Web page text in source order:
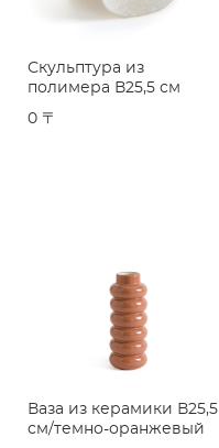
Скульптура из
полимера В25,5 см
0 〒
Ваза из керамики В25,5
см/темно-оранжевый